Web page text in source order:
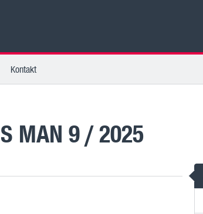
Kontakt
NOVINKY KATEGORIE SERVIS MAN 9 / 2025